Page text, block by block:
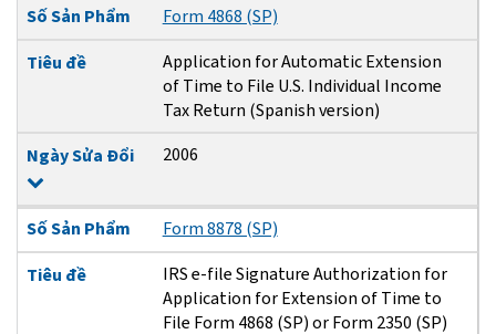
Số Sản Phẩm
Form 4868 (SP)
Tiêu đề
Application for Automatic Extension
of Time to File U.S. Individual Income
Tax Return (Spanish version)
Ngày Sửa Đổi
2006
Số Sản Phẩm
Form 8878 (SP)
Tiêu đề
IRS e-file Signature Authorization for
Application for Extension of Time to
File Form 4868 (SP) or Form 2350 (SP)